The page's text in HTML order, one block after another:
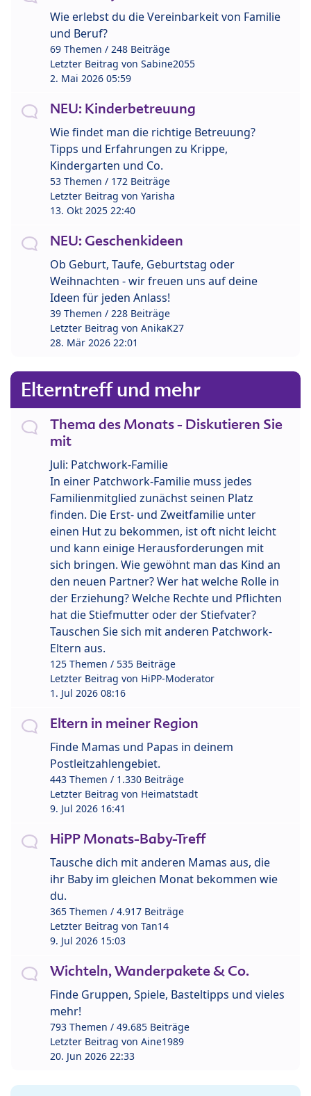
Wie erlebst du die Vereinbarkeit von Familie
und Beruf?
69 Themen / 248 Beiträge
Letzter Beitrag von Sabine2055
2. Mai 2026 05:59
NEU: Kinderbetreuung
Wie findet man die richtige Betreuung?
Tipps und Erfahrungen zu Krippe,
Kindergarten und Co.
53 Themen / 172 Beiträge
Letzter Beitrag von Yarisha
13. Okt 2025 22:40
NEU: Geschenkideen
Ob Geburt, Taufe, Geburtstag oder
Weihnachten - wir freuen uns auf deine
Ideen für jeden Anlass!
39 Themen / 228 Beiträge
Letzter Beitrag von AnikaK27
28. Mär 2026 22:01
Elterntreff und mehr
Thema des Monats - Diskutieren Sie
mit
Juli: Patchwork-Familie
In einer Patchwork-Familie muss jedes
Familienmitglied zunächst seinen Platz
finden. Die Erst- und Zweitfamilie unter
einen Hut zu bekommen, ist oft nicht leicht
und kann einige Herausforderungen mit
sich bringen. Wie gewöhnt man das Kind an
den neuen Partner? Wer hat welche Rolle in
der Erziehung? Welche Rechte und Pflichten
hat die Stiefmutter oder der Stiefvater?
Tauschen Sie sich mit anderen Patchwork-
Eltern aus.
125 Themen / 535 Beiträge
Letzter Beitrag von HiPP-Moderator
1. Jul 2026 08:16
Eltern in meiner Region
Finde Mamas und Papas in deinem
Postleitzahlengebiet.
443 Themen / 1.330 Beiträge
Letzter Beitrag von Heimatstadt
9. Jul 2026 16:41
HiPP Monats-Baby-Treff
Tausche dich mit anderen Mamas aus, die
ihr Baby im gleichen Monat bekommen wie
du.
365 Themen / 4.917 Beiträge
Letzter Beitrag von Tan14
9. Jul 2026 15:03
Wichteln, Wanderpakete & Co.
Finde Gruppen, Spiele, Basteltipps und vieles
mehr!
793 Themen / 49.685 Beiträge
Letzter Beitrag von Aine1989
20. Jun 2026 22:33